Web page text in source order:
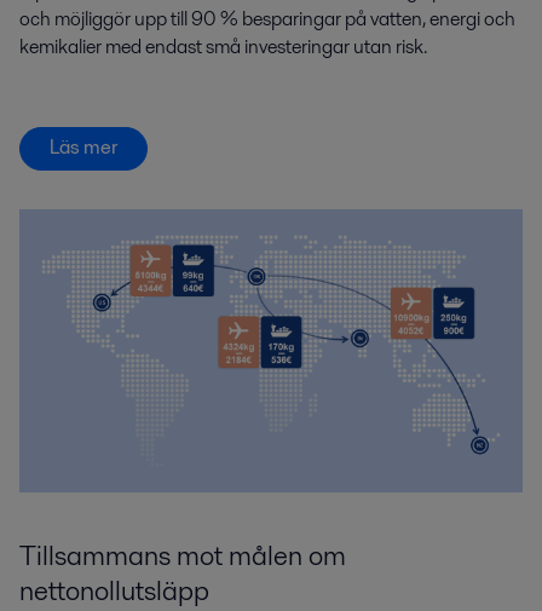
och möjliggör upp till 90 % besparingar på vatten, energi och
kemikalier med endast små investeringar utan risk.
Läs mer
Tillsammans mot målen om
nettonollutsläpp